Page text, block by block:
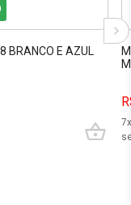
BRANCO E AZUL
7